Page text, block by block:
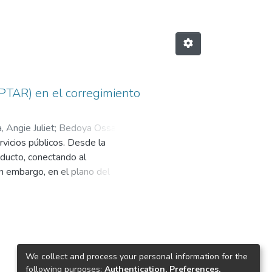
en el corregimiento
Angie Juliet; Bedoya Ossa,
públicos. Desde la
conectando al
embargo, en el plano del
Estas inversiones no se
como una intervención
basada en el uso que la
We collect and process your personal information for the
following purposes: Authentication, Preferences,